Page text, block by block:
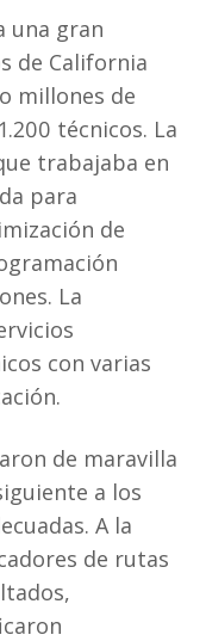
una gran
de California
millones de
técnicos. La
trabajaba en
para
de
La
con varias
de maravilla
a los
A la
de rutas